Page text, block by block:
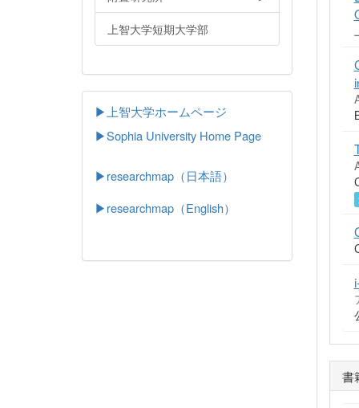
書
上智大学短期大学部
▶上智大学ホームページ
▶Sophia University Home Page
▶researchmap（日本語）
▶researchmap（English）